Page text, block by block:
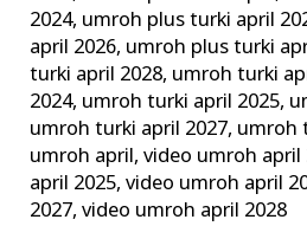
2024, umroh plus turki april
april 2026, umroh plus turki
turki april 2028, umroh turki
2024, umroh turki april 2025,
umroh turki april 2027, umroh
umroh april,video umroh april
april 2025,video umroh april
2027,video umroh april 2028